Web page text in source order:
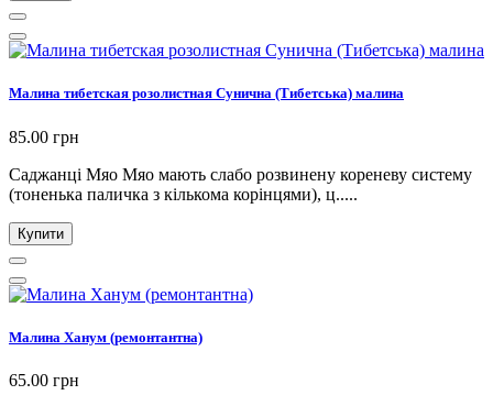
Малина тибетская розолистная Сунична (Тибетська) малина
85.00 грн
Cаджанці Мяо Мяо мають слабо розвинену кореневу систему
(тоненька паличка з кількома корінцями), ц.....
Купити
Малина Ханум (ремонтантна)
65.00 грн